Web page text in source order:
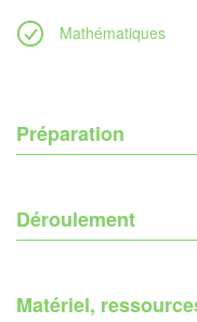
Mathématiques
Préparation
Déroulement
Matériel,